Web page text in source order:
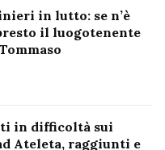
in lutto: se n’è
il luogotenente
in difficoltà sui
Ateleta, raggiunti e